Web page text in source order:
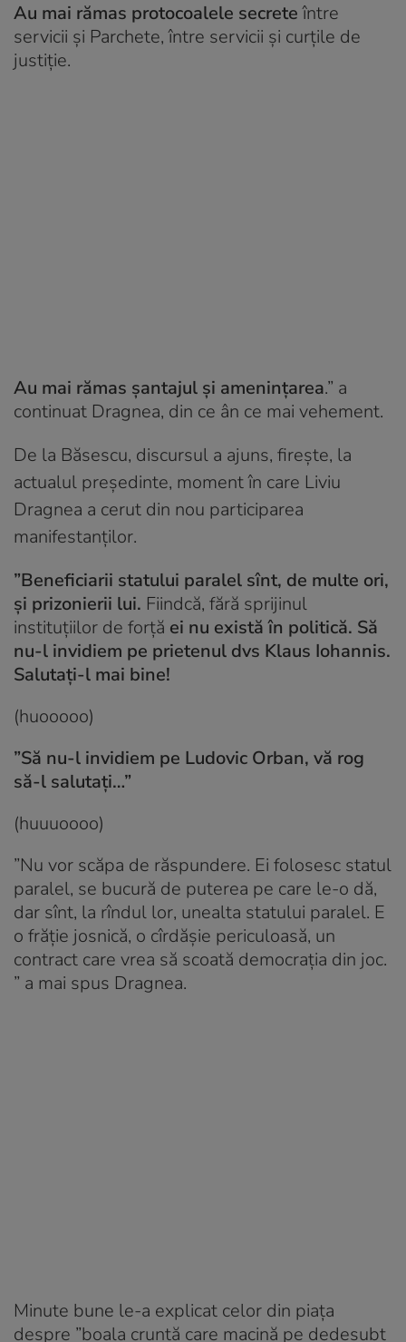
Au mai rămas protocoalele secreteîntre
servicii și Parchete, între servicii și curțile de
justiție.
Au mai rămas șantajul și amenințarea.” a
continuat Dragnea, din ce ân ce mai vehement.
De la Băsescu, discursul a ajuns, firește, la
actualul președinte, moment în care Liviu
Dragnea a cerut din nou participarea
manifestanților.
”Beneficiarii statului paralel sînt, de multe ori,
și prizonierii lui. Fiindcă, fără sprijinul
instituțiilor de forță ei nu există în politică. Să
nu-l invidiem pe prietenul dvs Klaus Iohannis.
Salutați-l mai bine!
(huooooo)
”Să nu-l invidiem pe Ludovic Orban, vă rog
să-l salutați…”
(huuuoooo)
”Nu vor scăpa de răspundere. Ei folosesc statul
paralel, se bucură de puterea pe care le-o dă,
dar sînt, la rîndul lor, unealta statului paralel. E
o frăție josnică, o cîrdășie periculoasă, un
contract care vrea să scoată democrația din joc.
” a mai spus Dragnea.
Minute bune le-a explicat celor din piața
despre ”boala cruntă care macină pe dedesubt